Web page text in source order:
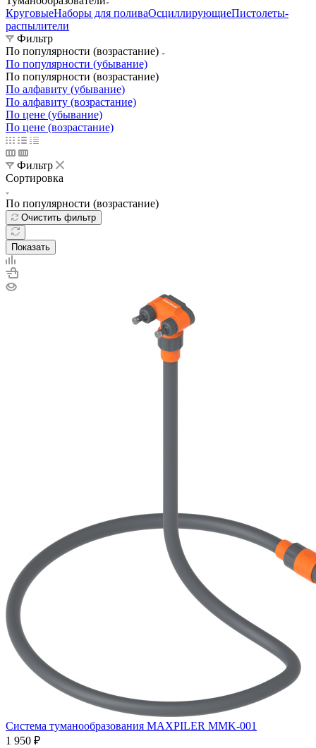
КруговыеНаборы для поливаОсциллирующиеПистолеты-
распылители
Фильтр
По популярности (возрастание)
По популярности (убывание)
По популярности (возрастание)
По алфавиту (убывание)
По алфавиту (возрастание)
По цене (убывание)
По цене (возрастание)
Фильтр
Сортировка
По популярности (возрастание)
Очистить фильтр
Показать
Система туманообразования MAXPILER MMK-001
1 950 ₽